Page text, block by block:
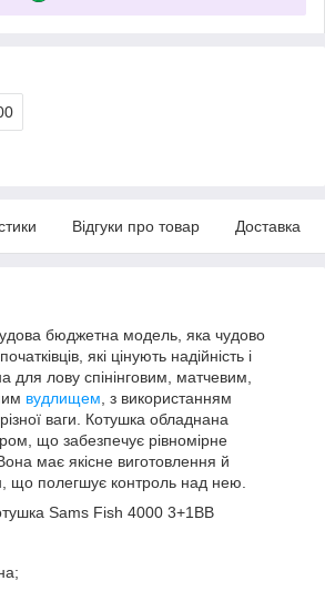
Відгуки про товар Доставка
бюджетна модель, яка чудово
які цінують надійність і
для лову спінінговим, матчевим,
вудлищем , з використанням
ваги. Котушка обладнана
що забезпечує рівномірне
має якісне виготовлення й
що полегшує контроль над нею.
Sams Fish 4000 3+1ВВ